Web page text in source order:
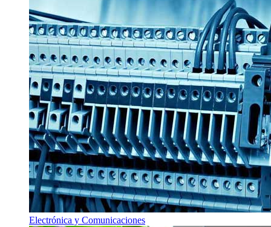
Electrónica y Comunicaciones